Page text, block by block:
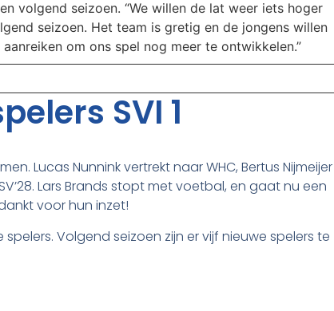
volgend seizoen. “We willen de lat weer iets hoger
seizoen. Het team is gretig en de jongens willen
om ons spel nog meer te ontwikkelen.”
SVI 1
Lucas Nunnink vertrekt naar WHC, Bertus Nijmeijer
Lars Brands stopt met voetbal, en gaat nu een
voor hun inzet!
Volgend seizoen zijn er vijf nieuwe spelers te